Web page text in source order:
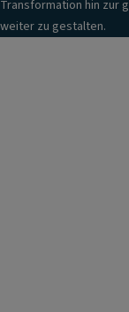
Transformation hin zur
weiter zu gestalten.